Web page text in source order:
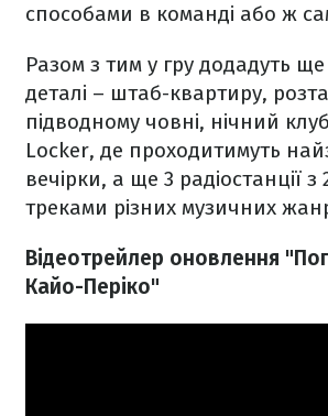
способами в команді або ж
Разом з тим у гру додадуть ще
деталі – штаб-квартиру,
підводному човні, нічний
Locker, де проходитимуть
вечірки, а ще 3 радіостанції
треками різних музичних
Відеотрейлер оновлення
Кайо-Періко"